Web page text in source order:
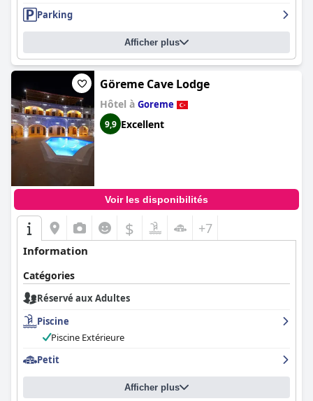
Parking
Afficher plus
Göreme Cave Lodge
Hôtel à Goreme
9,9 Excellent
Voir les disponibilités
$ +7
Information
Catégories
Réservé aux Adultes
Piscine
Piscine Extérieure
Petit
Afficher plus